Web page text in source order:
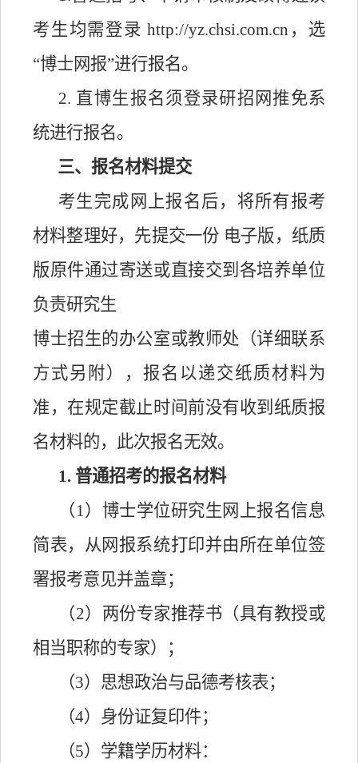
考生均需登录 http://yz.chsi.com.cn ，选
“博士网报”进行报名。
2. 直博生报名须登录研招网推免系
统进行报名。
三、报名材料提交
考生完成网上报名后，将所有报考
材料整理好，先提交一份 电子版，纸质
版原件通过寄送或直接交到各培养单位
负责研究生
博士招生的办公室或教师处（详细联系
方式另附）
， 报名以递交纸质材料为
准， 在规定截止时间前没有收到纸质报
名材料的，此次报名无效。
1. 普通招考的报名材料
（ 1）博士学位研究生网上报名信息
简表，从网报系统打印并由所在单位签
署报考意见并盖章；
（2）两份专家推荐书（具有教授或
相当职称的专家）；
（3）思想政治与品德考核表；
（4）身份证复印件；
（5）学籍学历材料：